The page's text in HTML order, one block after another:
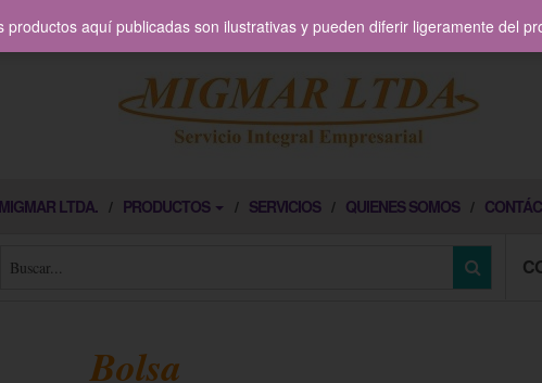
MIGMAR LTDA. PRODUCTOS SERVICIOS QUIENES SOMOS
Bolsa
productos aquí publicadas son ilustrativas y pueden diferir ligeramente del